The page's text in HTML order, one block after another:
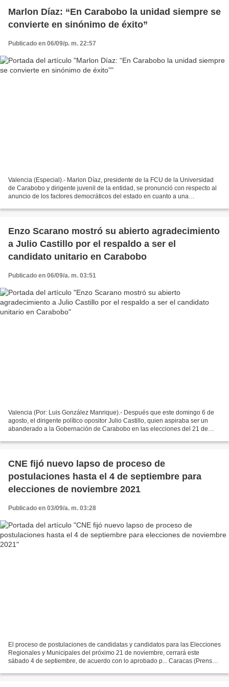
Marlon Díaz: “En Carabobo la unidad siempre se
convierte en sinónimo de éxito”
Publicado en 06/09/p. m. 22:57
Valencia (Especial).- Marlon Díaz, presidente de la FCU de la Universidad
de Carabobo y dirigente juvenil de la entidad, se pronunció con respecto al
anuncio de los factores democráticos del estado en cuanto a una
Enzo Scarano mostró su abierto agradecimiento
a Julio Castillo por el respaldo a ser el
candidato unitario en Carabobo
Publicado en 06/09/a. m. 03:51
Valencia (Por: Luis González Manrique).- Después que este domingo 6 de
agosto, el dirigente político opositor Julio Castillo, quien aspiraba ser un
abanderado a la Gobernación de Carabobo en las elecciones del 21 de
CNE fijó nuevo lapso de proceso de
postulaciones hasta el 4 de septiembre para
elecciones de noviembre 2021
Publicado en 03/09/a. m. 03:28
El proceso de postulaciones de candidatas y candidatos para las Elecciones
Regionales y Municipales del próximo 21 de noviembre, cerrará este
sábado 4 de septiembre, de acuerdo con lo aprobado p... Caracas (Prensa